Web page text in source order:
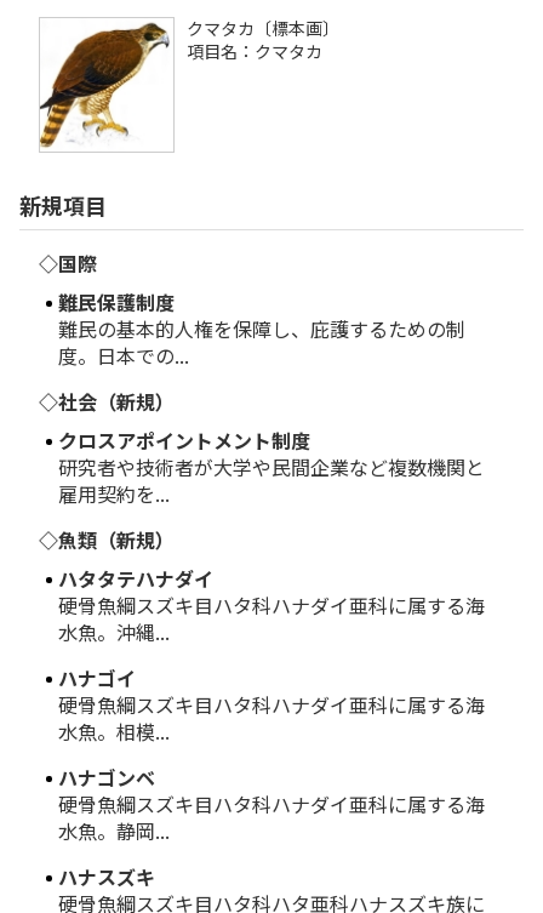
クマタカ〔標本画〕
項目名：クマタカ
新規項目
◇国際
難民保護制度
難民の基本的人権を保障し、庇護するための制
度。日本での...
◇社会（新規）
クロスアポイントメント制度
研究者や技術者が大学や民間企業など複数機関と
雇用契約を...
◇魚類（新規）
ハタタテハナダイ
硬骨魚綱スズキ目ハタ科ハナダイ亜科に属する海
水魚。沖縄...
ハナゴイ
硬骨魚綱スズキ目ハタ科ハナダイ亜科に属する海
水魚。相模...
ハナゴンベ
硬骨魚綱スズキ目ハタ科ハナダイ亜科に属する海
水魚。静岡...
ハナスズキ
硬骨魚綱スズキ目ハタ科ハタ亜科ハナスズキ族に